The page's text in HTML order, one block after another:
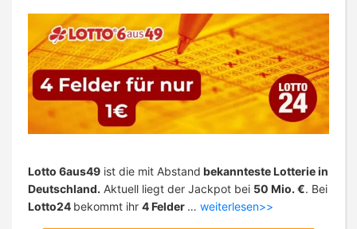
Lotto 6aus49 ist die mit Abstand bekannteste Lotterie in
Deutschland. Aktuell liegt der Jackpot bei 50 Mio. €. Bei
Lotto24 bekommt ihr 4 Felder … weiterlesen>>